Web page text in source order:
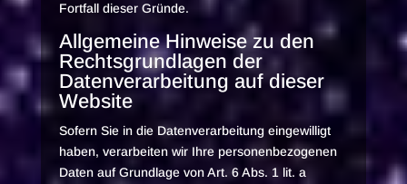
Fortfall dieser Gründe.
Allgemeine Hinweise zu den
Rechtsgrundlagen der
Datenverarbeitung auf dieser
Website
Sofern Sie in die Datenverarbeitung eingewilligt
haben, verarbeiten wir Ihre personenbezogenen
Daten auf Grundlage von Art. 6 Abs. 1 lit. a